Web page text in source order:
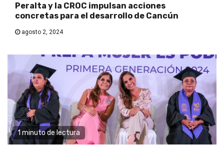
Peralta y la CROC impulsan acciones
concretas para el desarrollo de Cancún
agosto 2, 2024
1 minuto de lectura